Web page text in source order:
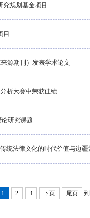
究规划基金项目
目
源期刊）发表学术论文
析大赛中荣获佳绩
研究课题
统法律文化的时代价值与边疆
1 2 3 下页 尾页